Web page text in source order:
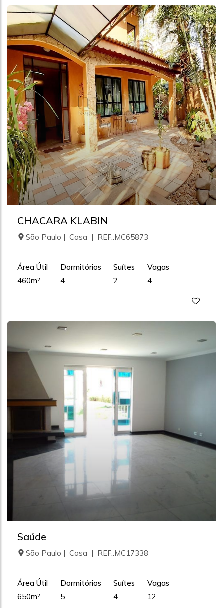
CHACARA KLABIN
São Paulo | Casa | REF.:MC65873
Área Útil
460m²
Dormitórios
4
Suítes
2
Vagas
4
Saúde
São Paulo | Casa | REF.:MC17338
Área Útil
650m²
Dormitórios
5
Suítes
4
Vagas
12